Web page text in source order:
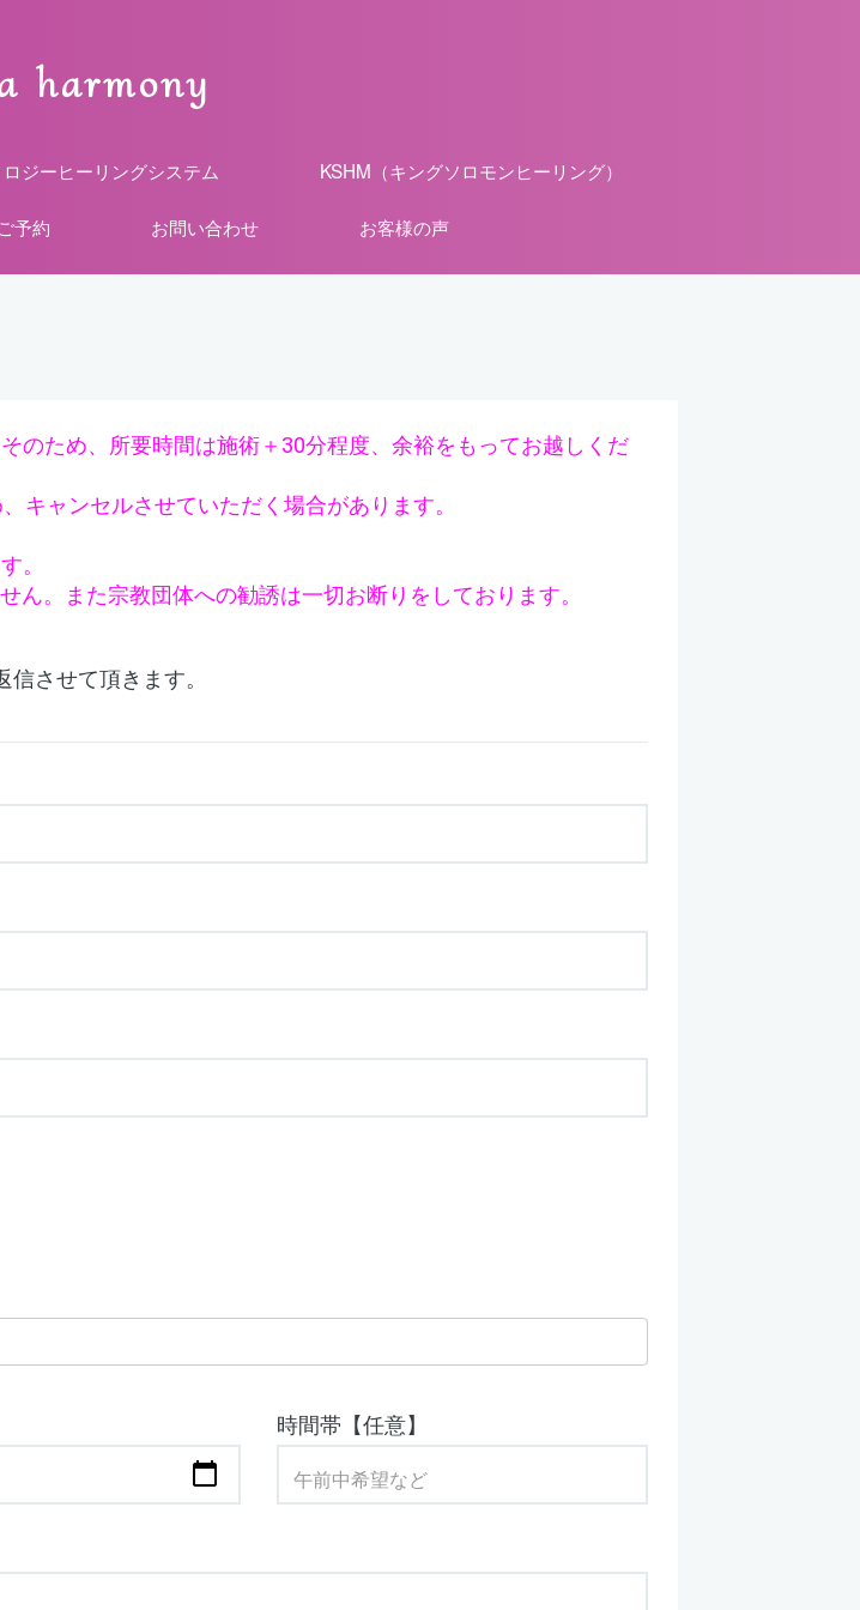
harmony
ジーヒーリングシステム KSHM（キングソロモンヒーリング）
ご予約 お問い合わせ お客様の声
のため、所要時間は施術＋30分程度、余裕をもってお越しくだ
ャンセルさせていただく場合があります。
。
。また宗教団体への勧誘は一切お断りをしております。
させて頂きます。
時間帯【任意】